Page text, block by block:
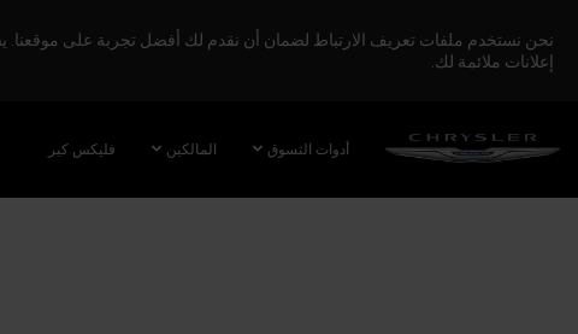
نحن نستخدم ملفات تعريف الارتباط لضمان أن نقدم لك أفضل تجربة على موقعنا.
إعلانات ملائمة لك.
MAIN
CONTENT أدوات التسوق المالكين فليكس كير